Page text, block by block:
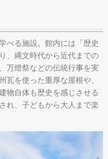
べる施設。館内には「歴史
、縄文時代から近代までの
万燈祭などの伝統行事を実
瓦を使った重厚な屋根や、
物自体も歴史を感じさせる
れ、子どもから大人まで楽